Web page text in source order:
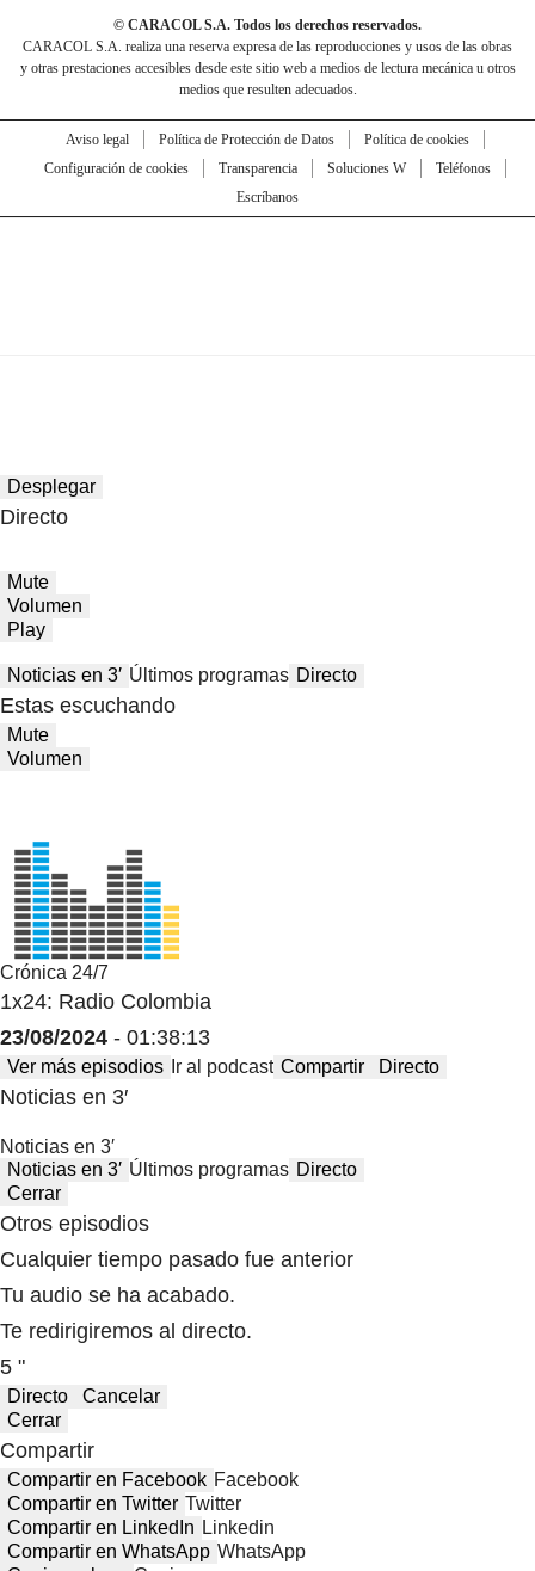
© CARACOL S.A. Todos los derechos reservados.
CARACOL S.A. realiza una reserva expresa de las reproducciones y usos de las obras
y otras prestaciones accesibles desde este sitio web a medios de lectura mecánica u otros
medios que resulten adecuados.
Aviso legal Política de Protección de Datos
Política de cookies
Configuración de cookies
Transparencia Soluciones W
Teléfonos
Escríbanos
Desplegar
Directo
Mute
Volumen
Play
Noticias en 3′ Últimos programas Directo
Estas escuchando
Mute
Volumen
Crónica 24/7
1x24: Radio Colombia
23/08/2024 - 01:38:13
Ver más episodios Ir al podcast Compartir Directo
Noticias en 3′
Noticias en 3′
Noticias en 3′ Últimos programas Directo
Cerrar
Otros episodios
Cualquier tiempo pasado fue anterior
Tu audio se ha acabado.
Te redirigiremos al directo.
5 "
Directo
Cancelar
Cerrar
Compartir
Compartir en Facebook Facebook
Compartir en Twitter Twitter
Compartir en LinkedIn Linkedin
Compartir en WhatsApp WhatsApp